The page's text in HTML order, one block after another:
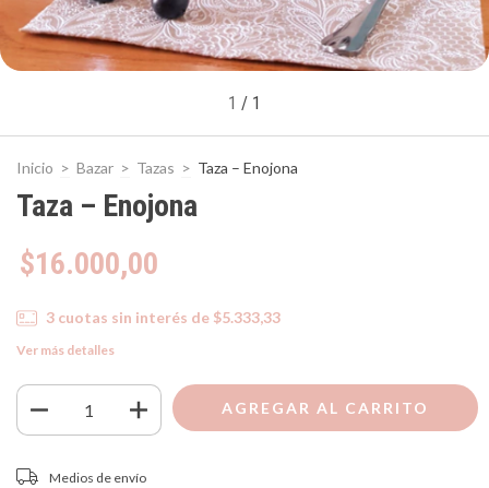
1 / 1
Inicio > Bazar > Tazas > Taza – Enojona
Taza – Enojona
$16.000,00
3 cuotas sin interés de $5.333,33
Ver más detalles
Entregas para el CP:
Medios de envío